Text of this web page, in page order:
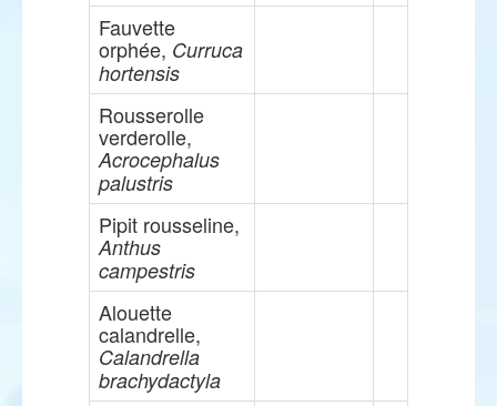
Fauvette
orphée, Curruca
hortensis
Rousserolle
verderolle,
Acrocephalus
palustris
Pipit rousseline,
Anthus
campestris
Alouette
calandrelle,
Calandrella
brachydactyla